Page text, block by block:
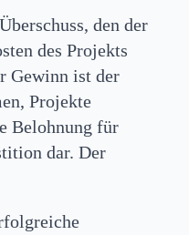
den der
des Projekts
Gewinn ist der
Projekte
Belohnung für
dar. Der